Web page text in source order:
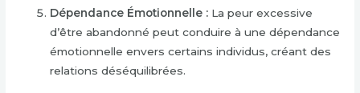
Dépendance Émotionnelle : La peur excessive
d’être abandonné peut conduire à une dépendance
émotionnelle envers certains individus, créant des
relations déséquilibrées.